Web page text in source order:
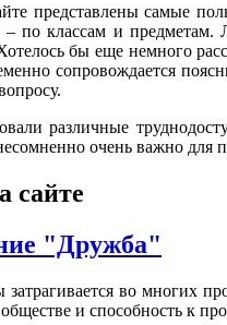
представлены самые
– по классам и предметам.
бы еще немного
сопровождается
различные
очень важно для
сайте
"Дружба"
во многих
и способность к